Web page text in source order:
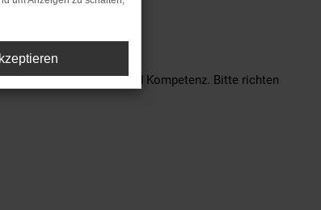
mit Freundlichkeit und Kompetenz. Bitte richten